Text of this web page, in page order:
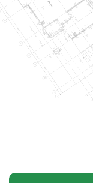
LỄ TRAO QUYẾT